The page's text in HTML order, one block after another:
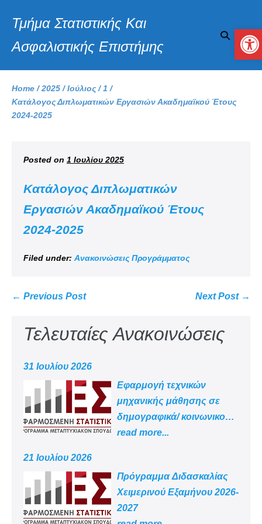
Τμήμα Στατιστικής Και
Ασφαλιστικής Επιστήμης
Home /2025 /Ιούλιος /1 /
Κατάλογος Διπλωματικών Εργασιών Ακαδημαϊκού Έτους
2024-2025
Posted on 1 Ιουλίου 2025
Κατάλογος Διπλωματικών
Εργασιών Ακαδημαϊκού Έτους
2024-2025
Filed under: Ανακοινώσεις Προγράμματος
← Previous Post Next Post →
Τελευταίες Ανακοινώσεις
31 Ιουλίου 2026
Εφαρμογή τεχνικών
μηχανικής μάθησης σε
δημογραφικά/ κοινωνικο
-οικονομικά δεδομένα
read more...
21 Ιουλίου 2026
Πρόγραμμα Διδασκαλίας
Χειμερινού Εξαμήνου 2026-
2027